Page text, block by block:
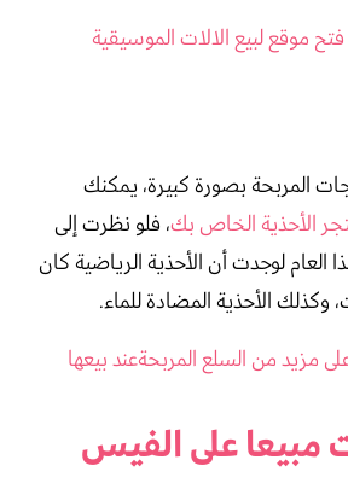
موقع لبيع الالات الموسيقية
المربحة بصورة كبيرة، يمكنك
الأحذية الخاص بك، فلو نظرت إلى
العام لوجدت أن الأحذية الرياضية كان
وكذلك الأحذية المضادة للماء.
مزيد من السلع المربحةعند بيعها
مبيعا على الفيس